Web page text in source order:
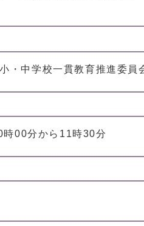
・中学校一貫教育推進委員
00分から11時30分